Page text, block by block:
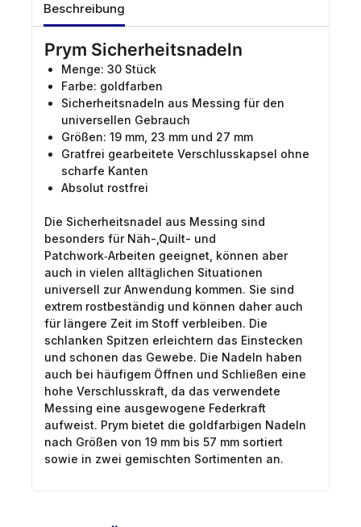
Beschreibung
Prym Sicherheitsnadeln
Menge: 30 Stück
Farbe: goldfarben
Sicherheitsnadeln aus Messing für den
universellen Gebrauch
Größen: 19 mm, 23 mm und 27 mm
Gratfrei gearbeitete Verschlusskapsel ohne
scharfe Kanten
Absolut rostfrei
Die Sicherheitsnadel aus Messing sind
besonders für Näh-,Quilt- und
Patchwork‑Arbeiten geeignet, können aber
auch in vielen alltäglichen Situationen
universell zur Anwendung kommen. Sie sind
extrem rostbeständig und können daher auch
für längere Zeit im Stoff verbleiben. Die
schlanken Spitzen erleichtern das Einstecken
und schonen das Gewebe. Die Nadeln haben
auch bei häufigem Öffnen und Schließen eine
hohe Verschlusskraft, da das verwendete
Messing eine ausgewogene Federkraft
aufweist. Prym bietet die goldfarbigen Nadeln
nach Größen von 19 mm bis 57 mm sortiert
sowie in zwei gemischten Sortimenten an.